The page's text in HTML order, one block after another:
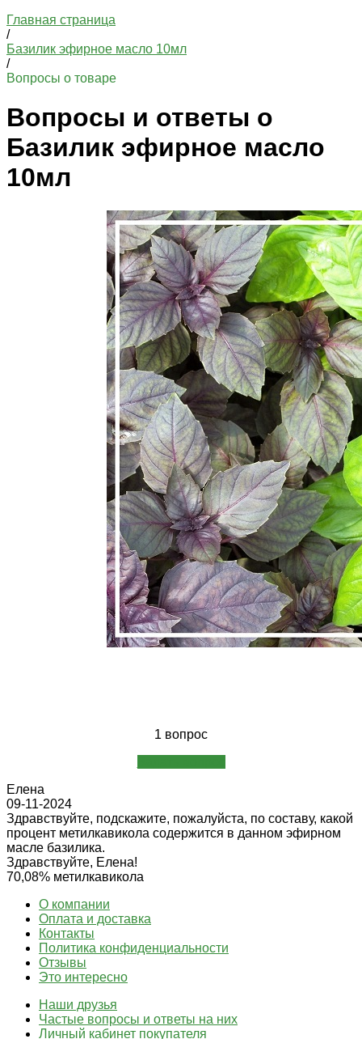
Главная страница
/
Базилик эфирное масло 10мл
/
Вопросы о товаре
Вопросы и ответы о
Базилик эфирное масло
10мл
1 вопрос
Елена
09-11-2024
Здравствуйте, подскажите, пожалуйста, по составу, какой
процент метилкавикола содержится в данном эфирном
масле базилика.
Здравствуйте, Елена!
70,08% метилкавикола
О компании
Оплата и доставка
Контакты
Политика конфиденциальности
Отзывы
Это интересно
Наши друзья
Частые вопросы и ответы на них
Личный кабинет покупателя